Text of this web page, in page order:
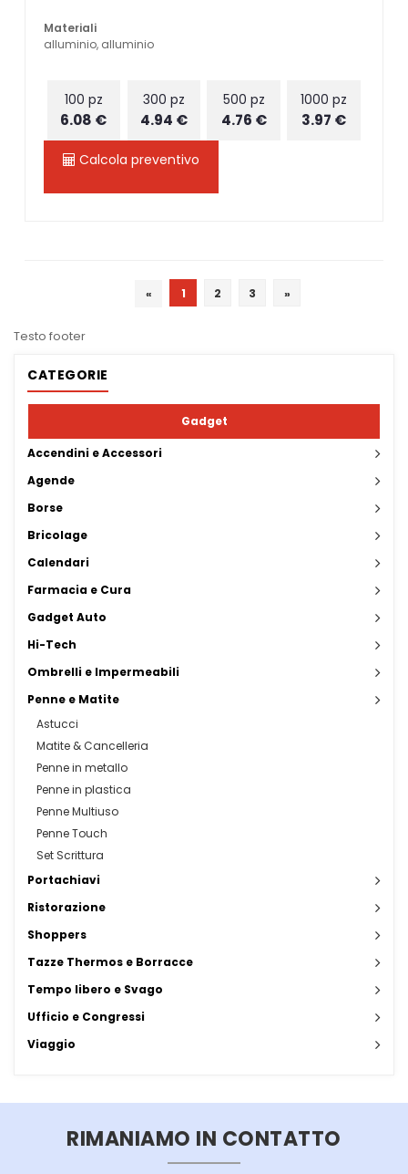
Materiali
alluminio, alluminio
100 pz
6.08 €
300 pz
4.94 €
500 pz
4.76 €
1000 pz
3.97 €
Calcola preventivo
« 1 2 3 »
Testo footer
CATEGORIE
Gadget
Accendini e Accessori
Agende
Borse
Bricolage
Calendari
Farmacia e Cura
Gadget Auto
Hi-Tech
Ombrelli e Impermeabili
Penne e Matite
Astucci
Matite & Cancelleria
Penne in metallo
Penne in plastica
Penne Multiuso
Penne Touch
Set Scrittura
Portachiavi
Ristorazione
Shoppers
Tazze Thermos e Borracce
Tempo libero e Svago
Ufficio e Congressi
Viaggio
RIMANIAMO IN CONTATTO